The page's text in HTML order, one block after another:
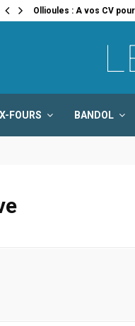
Ollioules : A vos CV
FOURS BANDOL